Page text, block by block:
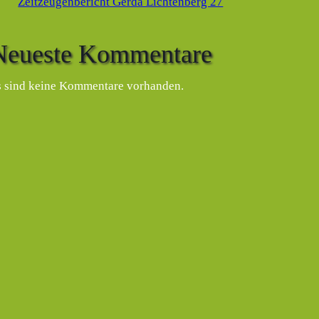
Kommentare
sind keine Kommentare vorhanden.